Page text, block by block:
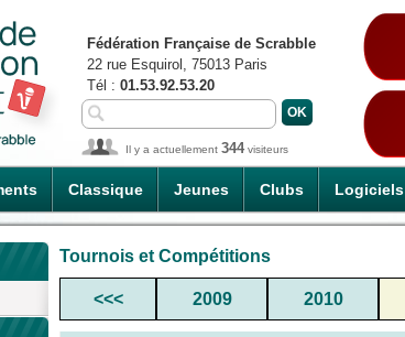
Classique Jeunes Clubs Logiciels
Fédération Française de Scrabble
22 rue Esquirol, 75013 Paris
Tél : 01.53.92.53.20
Il y a actuellement 344visiteurs
Tournois et Compétitions
<<< 2009 2010